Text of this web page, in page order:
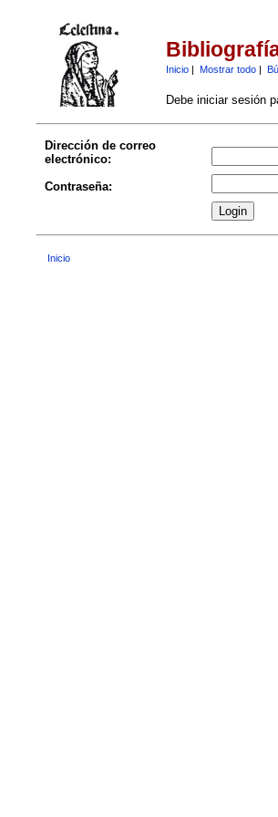
Inicio| Mostrar todo|
Debe iniciar sesión
Dirección de correo
electrónico:
Contraseña:
Inicio